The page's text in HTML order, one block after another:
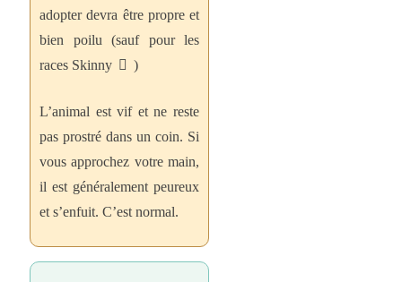
adopter devra être propre et
bien poilu (sauf pour les
races Skinny
)
L’animal est vif et ne reste
pas prostré dans un coin. Si
vous approchez votre main,
il est généralement peureux
et s’enfuit. C’est normal.